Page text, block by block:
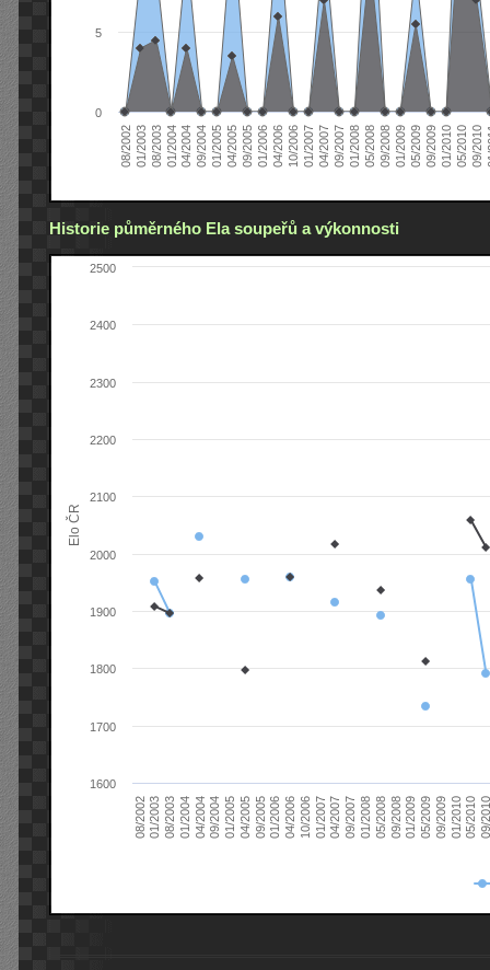
08/200201/200308/200301/200404/200409/200401/200504/200509/200501/200604/200610/200601/200704/200709/200701/200805/200809/200801/200905/200909/200901/201005/201009/2010
0
5
Historie půměrného Ela soupeřů a výkonnosti
Elo ČR
08/200201/200308/200301/200404/200409/200401/200504/200509/200501/200604/200610/200601/200704/200709/200701/200805/200809/200801/200905/200909/200901/201005/201009/
1600
1700
1800
1900
2000
2100
2200
2300
2400
2500